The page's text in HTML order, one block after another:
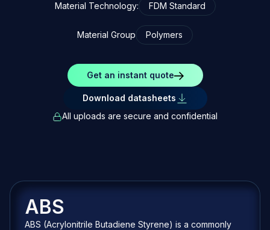
Material Technology: FDM Standard
Material Group Polymers
Get an instant quote
Download datasheets
All uploads are secure and confidential
ABS
ABS (Acrylonitrile Butadiene Styrene) is a commonly